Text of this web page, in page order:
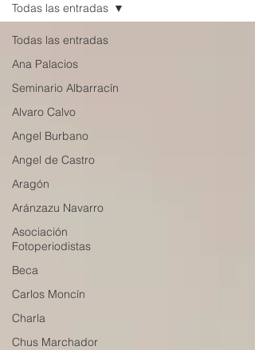
Todas las entradas
Ana Palacios
Seminario Albarracín
Alvaro Calvo
Angel Burbano
Angel de Castro
Aragón
Aránzazu Navarro
Asociación
Fotoperiodistas
Beca
Carlos Moncín
Charla
Chus Marchador
Todas las entradas